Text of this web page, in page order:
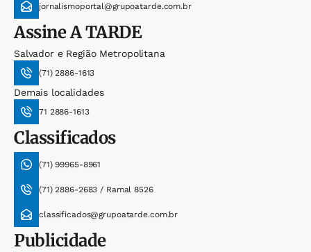
jornalismoportal@grupoatarde.com.br
AssineA TARDE
Salvador e Região Metropolitana
(71) 2886-1613
Demais localidades
71 2886-1613
Classificados
(71) 99965-8961
(71) 2886-2683 / Ramal 8526
classificados@grupoatarde.com.br
Publicidade